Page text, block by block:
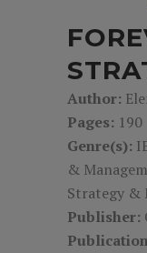
Author:
Pages: 190
Genre(s):
&
Strategy &
Publisher: